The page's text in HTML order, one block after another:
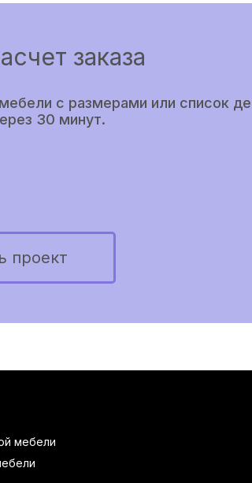
заказа
с размерами или список
30 минут.
проект
мебели